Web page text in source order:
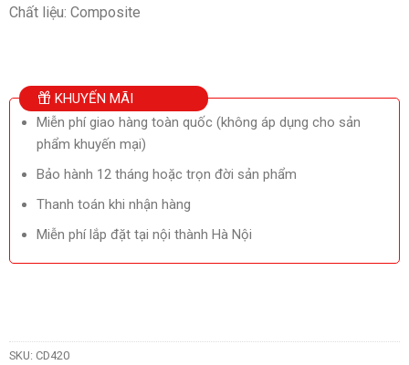
Chất liệu: Composite
KHUYẾN MÃI
Miễn phí giao hàng toàn quốc (không áp dụng cho sản
phẩm khuyến mại)
Bảo hành 12 tháng hoặc trọn đời sản phẩm
Thanh toán khi nhận hàng
Miễn phí lắp đặt tại nội thành Hà Nội
SKU: CD420